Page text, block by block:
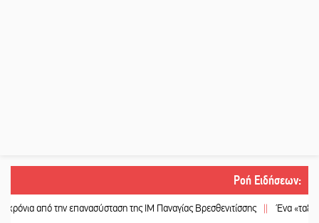
Ροή Ειδήσεων:
την επανασύσταση της ΙΜ Παναγίας Βρεσθενιτίσσης || Ένα «ταξίδι» τέχνης